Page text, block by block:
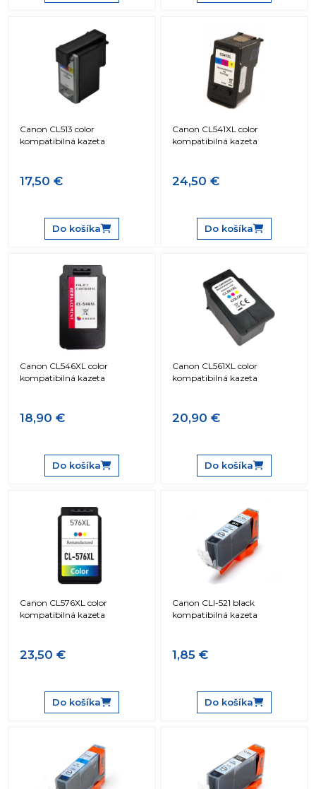
Canon CL513 color
kompatibilná kazeta
17,50 €
Do košíka
Canon CL541XL color
kompatibilná kazeta
24,50 €
Do košíka
Canon CL546XL color
kompatibilná kazeta
18,90 €
Do košíka
Canon CL561XL color
kompatibilná kazeta
20,90 €
Do košíka
Canon CL576XL color
kompatibilná kazeta
23,50 €
Do košíka
Canon CLI-521 black
kompatibilná kazeta
1,85 €
Do košíka